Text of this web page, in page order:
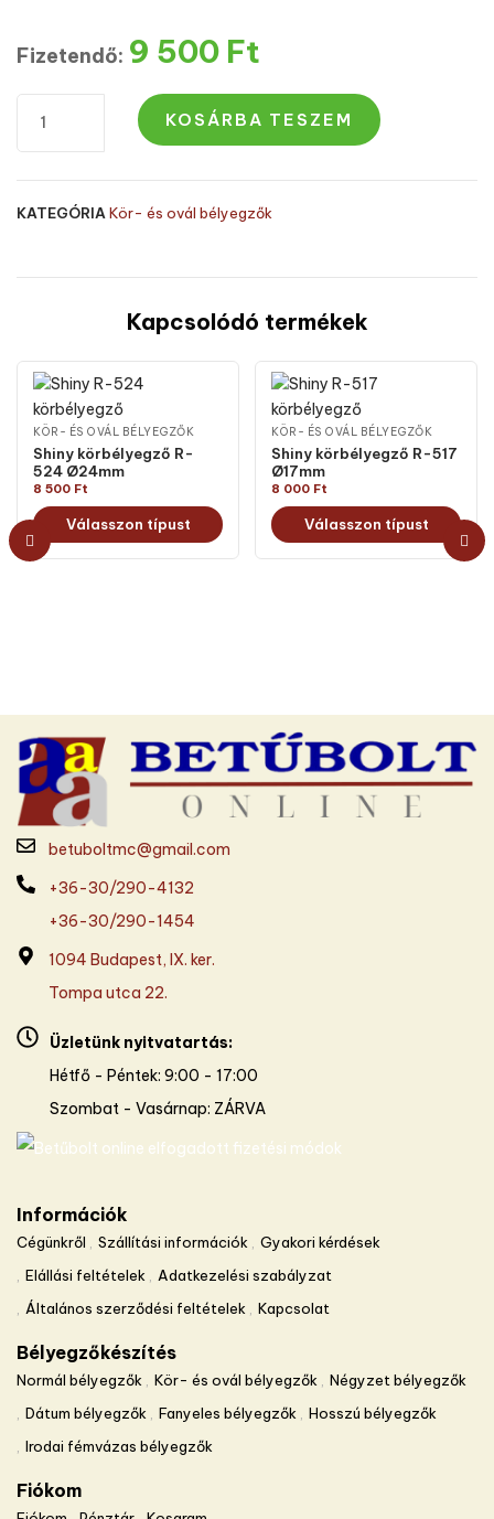
Fizetendő: 9 500 Ft
KOSÁRBA TESZEM
KATEGÓRIA Kör- és ovál bélyegzők
Kapcsolódó termékek
KÖR- ÉS OVÁL BÉLYEGZŐK
Shiny körbélyegző R-
524 Ø24mm
8 500 Ft
Válasszon típust
KÖR- ÉS OVÁL BÉLYEGZŐK
Shiny körbélyegző R-517
Ø17mm
8 000 Ft
Válasszon típust
betuboltmc@gmail.com
+36-30/290-4132
+36-30/290-1454
1094 Budapest, IX. ker.
Tompa utca 22.
Üzletünk nyitvatartás:
Hétfő - Péntek: 9:00 - 17:00
Szombat - Vasárnap: ZÁRVA
Információk
Cégünkről Szállítási információk
Gyakori kérdések
Elállási feltételek
Adatkezelési szabályzat
Általános szerződési feltételek
Kapcsolat
Bélyegzőkészítés
Normál bélyegzők Kör- és ovál bélyegzők
Négyzet bélyegzők
Dátum bélyegzők
Fanyeles bélyegzők
Hosszú bélyegzők
Irodai fémvázas bélyegzők
Fiókom